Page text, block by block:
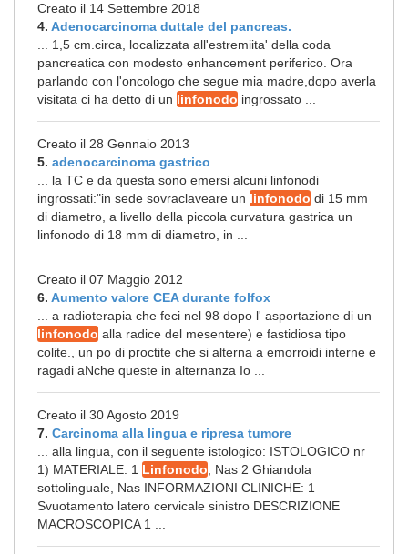
Creato il 14 Settembre 2018
4. Adenocarcinoma duttale del pancreas.
... 1,5 cm.circa, localizzata all'estremiita' della coda
pancreatica con modesto enhancement periferico. Ora
parlando con l'oncologo che segue mia madre,dopo averla
visitata ci ha detto di un linfonodo ingrossato ...
Creato il 28 Gennaio 2013
5. adenocarcinoma gastrico
... la TC e da questa sono emersi alcuni linfonodi
ingrossati:"in sede sovraclaveare un linfonodo di 15 mm
di diametro, a livello della piccola curvatura gastrica un
linfonodo di 18 mm di diametro, in ...
Creato il 07 Maggio 2012
6. Aumento valore CEA durante folfox
... a radioterapia che feci nel 98 dopo l' asportazione di un
linfonodo alla radice del mesentere) e fastidiosa tipo
colite., un po di proctite che si alterna a emorroidi interne e
ragadi aNche queste in alternanza Io ...
Creato il 30 Agosto 2019
7. Carcinoma alla lingua e ripresa tumore
... alla lingua, con il seguente istologico: ISTOLOGICO nr
1) MATERIALE: 1 Linfonodo , Nas 2 Ghiandola
sottolinguale, Nas INFORMAZIONI CLINICHE: 1
Svuotamento latero cervicale sinistro DESCRIZIONE
MACROSCOPICA 1 ...